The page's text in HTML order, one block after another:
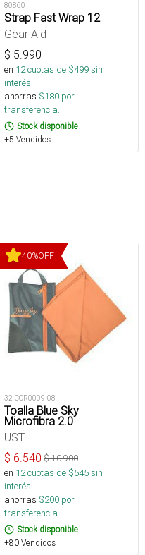
80860
Strap Fast Wrap 12
Gear Aid
$ 5.990
en 12cuotas de $499sin
interés
ahorras $180 por
transferencia.
Stock disponible
+5 Vendidos
40%OFF
32-CCR0009-08
Toalla Blue Sky
Microfibra 2.0
UST
$ 6.540 $10.900
en 12cuotas de $545sin
interés
ahorras $200 por
transferencia.
Stock disponible
+80 Vendidos